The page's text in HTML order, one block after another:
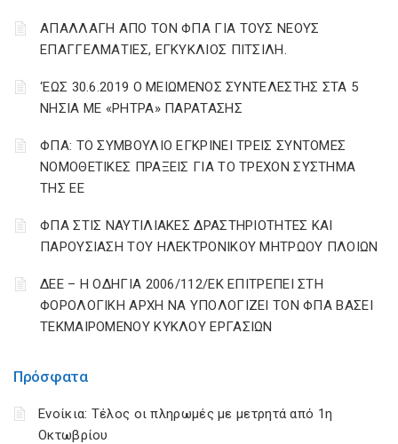
Πρόσφατα
Ενοίκια: Τέλος οι πληρωμές με μετρητά από 1η
Οκτωβρίου
ΑΠΑΛΛΑΓΗ ΑΠΟ ΤΟΝ ΦΠΑ ΓΙΑ ΤΟΥΣ ΝΕΟΥΣ
ΕΠΑΓΓΕΛΜΑΤΙΕΣ, ΕΓΚΥΚΛΙΟΣ ΠΙΤΣΙΛΗ.
‘ΕΩΣ 30.6.2019 Ο ΜΕΙΩΜΕΝΟΣ ΣΥΝΤΕΛΕΣΤΗΣ ΣΤΑ 5
ΝΗΣΙΑ ΜΕ «ΡΗΤΡΑ» ΠΑΡΑΤΑΣΗΣ
ΦΠΑ: ΤΟ ΣΥΜΒΟΥΛΙΟ ΕΓΚΡΙΝΕΙ ΤΡΕΙΣ ΣΥΝΤΟΜΕΣ
ΝΟΜΟΘΕΤΙΚΕΣ ΠΡΑΞΕΙΣ ΓΙΑ ΤΟ ΤΡΕΧΟΝ ΣΥΣΤΗΜΑ
ΤΗΣ ΕΕ
ΦΠΑ ΣΤΙΣ ΝΑΥΤΙΛΙΑΚΕΣ ΔΡΑΣΤΗΡΙΟΤΗΤΕΣ ΚΑΙ
ΠΑΡΟΥΣΙΑΣΗ ΤΟΥ ΗΛΕΚΤΡΟΝΙΚΟΥ ΜΗΤΡΩΟΥ ΠΛΟΙΩΝ
ΔΕΕ – Η ΟΔΗΓΙΑ 2006/112/ΕΚ ΕΠΙΤΡΕΠΕΙ ΣΤΗ
ΦΟΡΟΛΟΓΙΚΗ ΑΡΧΗ ΝΑ ΥΠΟΛΟΓΙΖΕΙ ΤΟΝ ΦΠΑ ΒΑΣΕΙ
ΤΕΚΜΑΙΡΟΜΕΝΟΥ ΚΥΚΛΟΥ ΕΡΓΑΣΙΩΝ